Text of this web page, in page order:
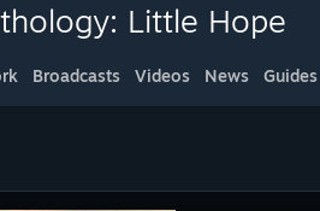
Little Hope
Broadcasts Videos News Guides